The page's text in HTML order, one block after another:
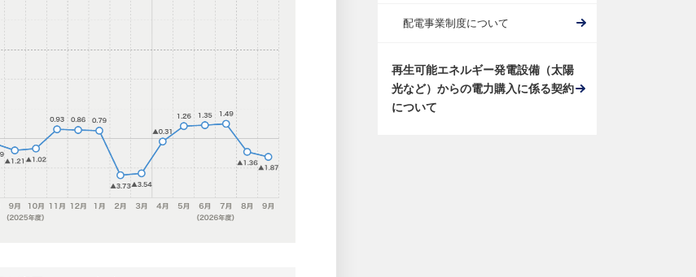
配電事業制度について
再生可能エネルギー発電設備（太陽
光など）からの電力購入に係る契約
について